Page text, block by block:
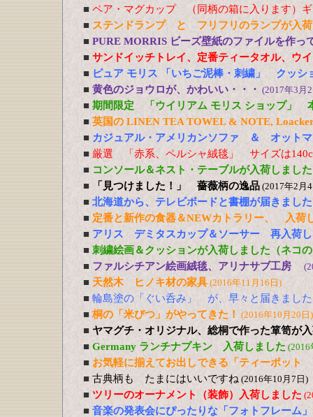
■ ペア・マグカップ （同柄の箱に入ります）
■ ステンドランプ と フリフリのランプが入荷
■ PURE MORRIS ビーズ壁紙のファイルを作っ
■ サンドイッチトレイ、定番ティータオル、ウ
■ ピュア モリス 「いちご泥棒・刺繍」 クッシ
■ 黄色のジョウロが、かわいい・・・ (2017年3月
■ 期間限定 「ウイリアム モリス ショップ」
■ 英国の LINEN TEA TOWEL & NOTE,
■ カジュアル・アメリカンソファ ＆ オット
■ 厳選 「赤系、ペルシャ絨毯」 サイズは
■ コンソール＆ネスト・テーブルが入荷しました
■ 「見つけました！」 薔薇柄の逸品 (2017年2月
■ 北海道から、テレビボードと書棚が届きました
■ 定番と新作の食器＆NEWカトラリー、 入荷
■ アリス デミタスカップ＆ソーサー 再入荷し
■ 刺繍絵画＆クッションが入荷しました（ネコ
■ ファルシチアン絵画絨毯、アリナサブ工房
■ 天然木 ヒノキ材の家具 (2016年11月16日)
■ 輪島塗の「ぐい呑み」 が、早々と届きました
■ 桐の「米びつ」がやってきた！ (2016年10月20日)
■ ヤマグチ・オリジナル、総桐で作った箪笥が
■ Germany ランチナプキン 入荷しました (2016
■ お気軽に揃えてお出しできる「ティーポッ
■ 古典柄も たまにはいいですね (2016年10月7日)
■ ツリーのオーナメント（装飾）入荷しました
■ 音楽の発表会にぴったりな「フォトフレーム